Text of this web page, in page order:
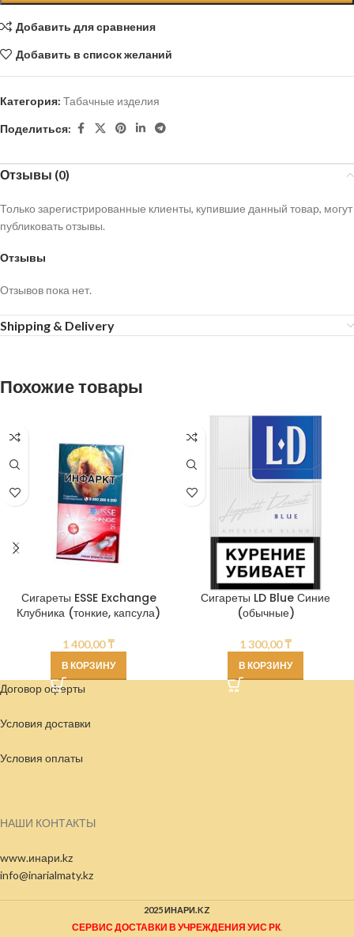
Добавить для сравнения
Добавить в список желаний
Категория: Табачные изделия
Поделиться:
Отзывы (0)
Отзывы
Отзывов пока нет.
Только зарегистрированные клиенты, купившие данный товар, могут
публиковать отзывы.
Shipping & Delivery
Похожие товары
Сигареты ESSE Exchange
Клубника (тонкие, капсула)
1 400,00₸
В КОРЗИНУ
Сигареты LD Blue Синие
(обычные)
1 300,00₸
В КОРЗИНУ
Договор оферты
Условия доставки
Условия оплаты
НАШИ КОНТАКТЫ
www.инари.kz
info@inarialmaty.kz
2025 ИНАРИ.KZ
СЕРВИС ДОСТАВКИ В УЧРЕЖДЕНИЯ УИС РК